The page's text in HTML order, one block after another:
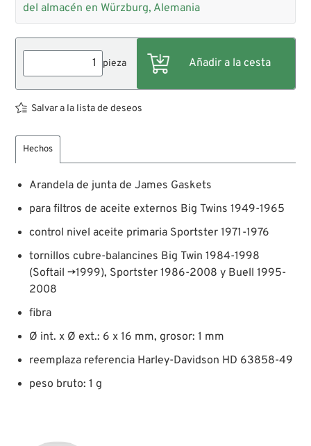
del almacén en Würzburg, Alemania
pieza
Salvar a la lista de deseos
Hechos
Arandela de junta de James Gaskets
para filtros de aceite externos Big Twins 1949-1965
control nivel aceite primaria Sportster 1971-1976
tornillos cubre-balancines Big Twin 1984-1998
(Softail →1999), Sportster 1986-2008 y Buell 1995-
2008
fibra
Ø int. x Ø ext.: 6 x 16 mm, grosor: 1 mm
reemplaza referencia Harley-Davidson HD 63858-49
peso bruto: 1 g